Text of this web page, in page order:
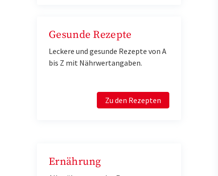
Gesunde Rezepte
Leckere und gesunde Rezepte von A
bis Z mit Nährwertangaben.
Zu den Rezepten
Ernährung